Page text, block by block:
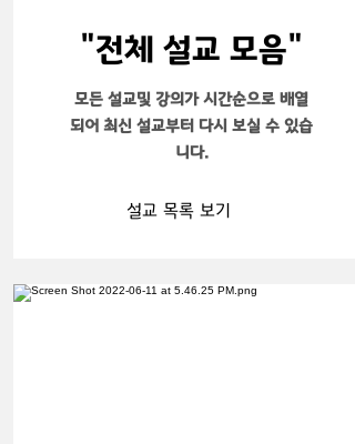
​"전체 설교 모음"
​모든 설교및 강의가 시간순으로 배열
되어 최신 설교부터 다시 보실 수 있습
니다.
설교 목록 보기